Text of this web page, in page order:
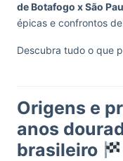
de Botafogo x São
épicas e confrontos
Descubra tudo o que
Origens e
anos
brasileiro